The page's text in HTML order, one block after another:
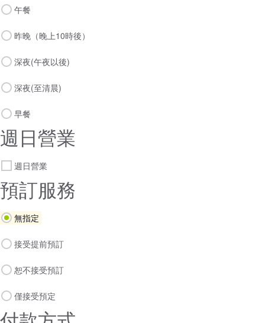
午餐
昨晚（晚上10時後）
深夜(午夜以後)
深夜(至清晨)
早餐
週日營業
週日營業
預訂服務
無指定
接受提前預訂
恕不接受預訂
僅接受預定